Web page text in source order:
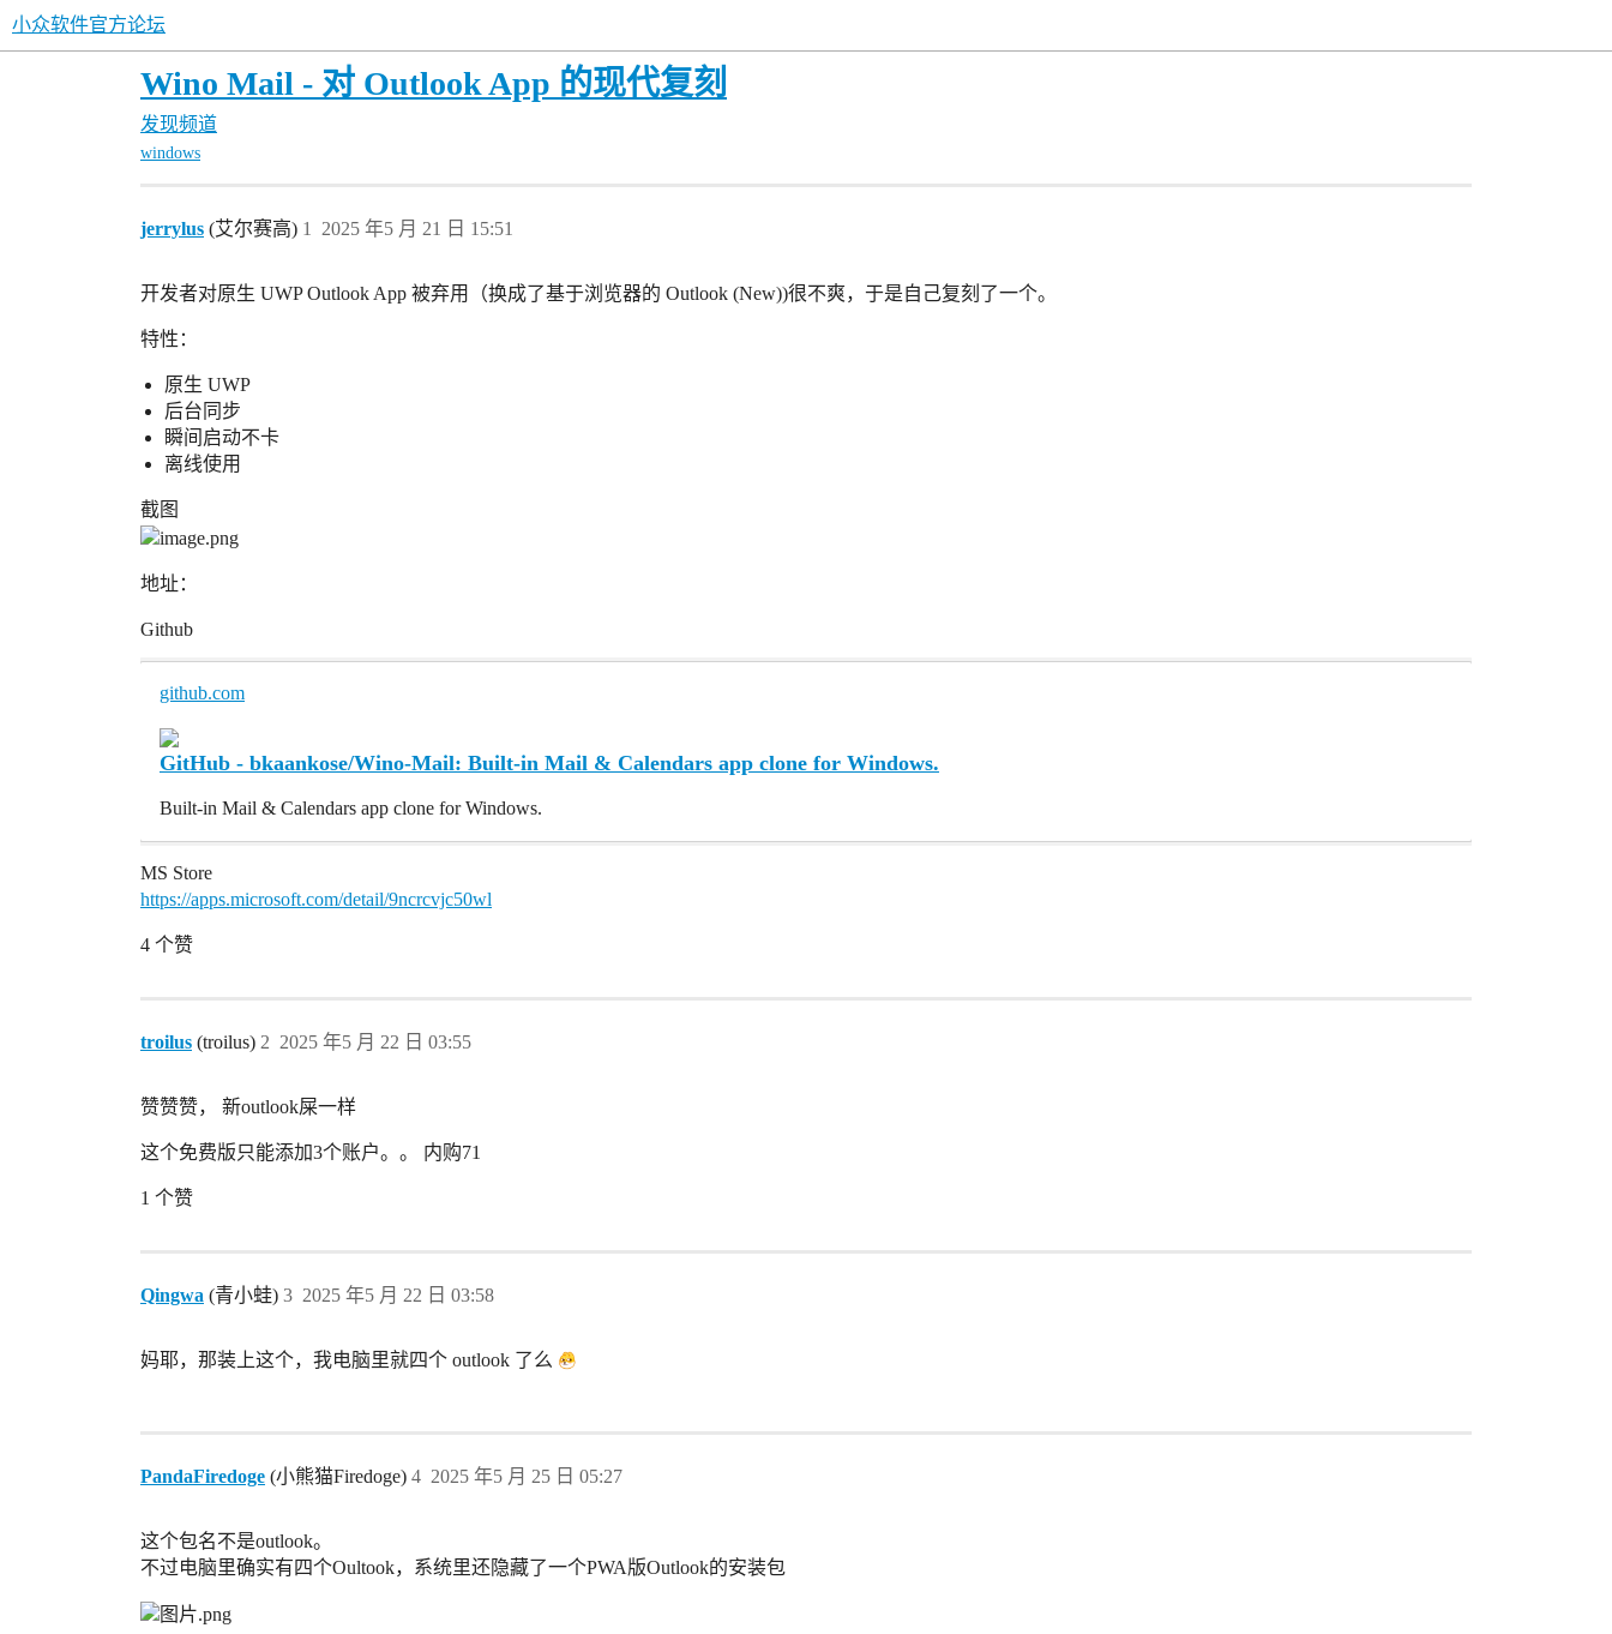
小众软件官方论坛
Wino Mail - 对 Outlook App 的现代复刻
发现频道
windows
jerrylus (艾尔赛高) 2025 年5 月 21 日 15:51
1
开发者对原生 UWP Outlook App 被弃用（换成了基于浏览器的 Outlook (New))很不爽，于是自己复刻了一个。
特性：
原生 UWP
后台同步
瞬间启动不卡
离线使用
截图
地址：
Github
github.com
GitHub - bkaankose/Wino-Mail: Built-in Mail & Calendars app clone for Windows.
Built-in Mail & Calendars app clone for Windows.
MS Store
https://apps.microsoft.com/detail/9ncrcvjc50wl
4 个赞
troilus (troilus) 2025 年5 月 22 日 03:55
2
赞赞赞， 新outlook屎一样
这个免费版只能添加3个账户。。 内购71
1 个赞
Qingwa (青小蛙) 2025 年5 月 22 日 03:58
3
妈耶，那装上这个，我电脑里就四个 outlook 了么
PandaFiredoge (小熊猫Firedoge) 2025 年5 月 25 日 05:27
4
这个包名不是outlook。
不过电脑里确实有四个Oultook，系统里还隐藏了一个PWA版Outlook的安装包